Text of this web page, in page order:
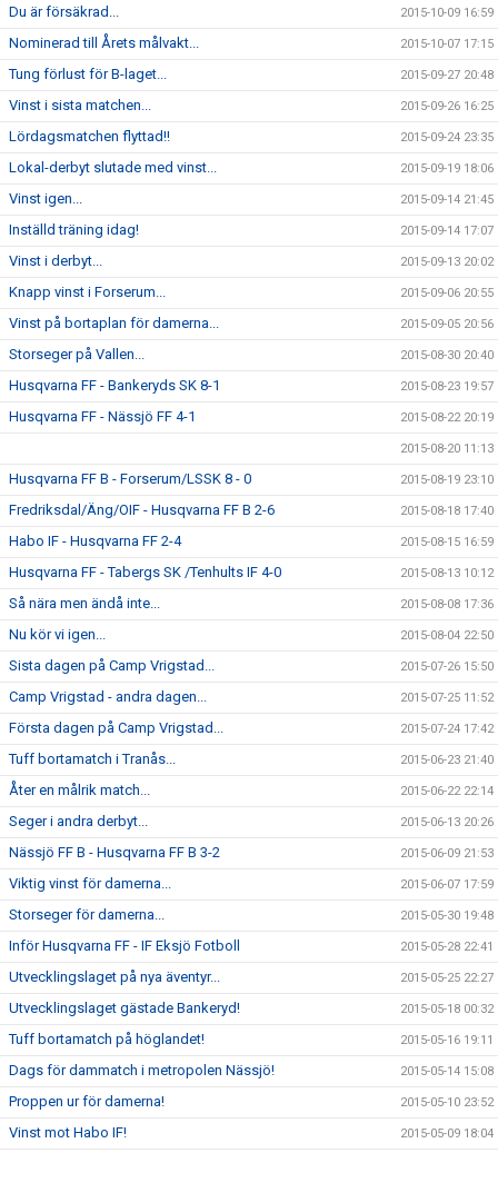
Du är försäkrad... 2015-10-09 16:59
Nominerad till Årets målvakt... 2015-10-07 17:15
Tung förlust för B-laget... 2015-09-27 20:48
Vinst i sista matchen... 2015-09-26 16:25
Lördagsmatchen flyttad!! 2015-09-24 23:35
Lokal-derbyt slutade med vinst... 2015-09-19 18:06
Vinst igen... 2015-09-14 21:45
Inställd träning idag! 2015-09-14 17:07
Vinst i derbyt... 2015-09-13 20:02
Knapp vinst i Forserum... 2015-09-06 20:55
Vinst på bortaplan för damerna... 2015-09-05 20:56
Storseger på Vallen... 2015-08-30 20:40
Husqvarna FF - Bankeryds SK 8-1 2015-08-23 19:57
Husqvarna FF - Nässjö FF 4-1 2015-08-22 20:19
2015-08-20 11:13
Husqvarna FF B - Forserum/LSSK 8 - 0 2015-08-19 23:10
Fredriksdal/Äng/OIF - Husqvarna FF B 2-6 2015-08-18 17:40
Habo IF - Husqvarna FF 2-4 2015-08-15 16:59
Husqvarna FF - Tabergs SK /Tenhults IF 4-0 2015-08-13 10:12
Så nära men ändå inte... 2015-08-08 17:36
Nu kör vi igen... 2015-08-04 22:50
Sista dagen på Camp Vrigstad... 2015-07-26 15:50
Camp Vrigstad - andra dagen... 2015-07-25 11:52
Första dagen på Camp Vrigstad... 2015-07-24 17:42
Tuff bortamatch i Tranås... 2015-06-23 21:40
Åter en målrik match... 2015-06-22 22:14
Seger i andra derbyt... 2015-06-13 20:26
Nässjö FF B - Husqvarna FF B 3-2 2015-06-09 21:53
Viktig vinst för damerna... 2015-06-07 17:59
Storseger för damerna... 2015-05-30 19:48
Inför Husqvarna FF - IF Eksjö Fotboll 2015-05-28 22:41
Utvecklingslaget på nya äventyr... 2015-05-25 22:27
Utvecklingslaget gästade Bankeryd! 2015-05-18 00:32
Tuff bortamatch på höglandet! 2015-05-16 19:11
Dags för dammatch i metropolen Nässjö! 2015-05-14 15:08
Proppen ur för damerna! 2015-05-10 23:52
Vinst mot Habo IF! 2015-05-09 18:04